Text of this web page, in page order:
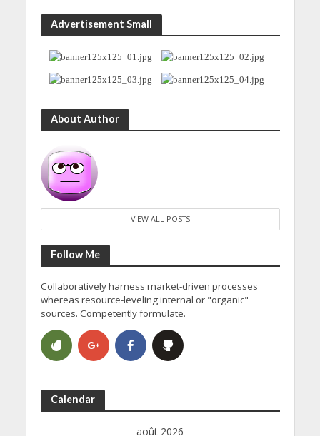
Advertisement Small
About Author
VIEW ALL POSTS
Follow Me
Collaboratively harness market-driven processes
whereas resource-leveling internal or "organic"
sources. Competently formulate.
Calendar
août 2026